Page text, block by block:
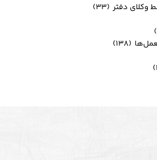
وکلای دفتر (۳۳)
(۱۳۸)